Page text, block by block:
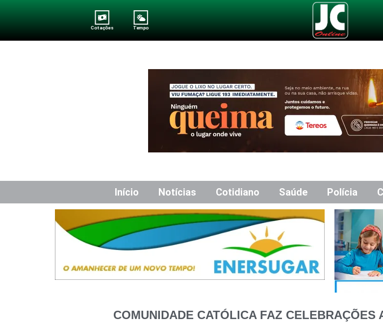
Cotações Tempo
Início Notícias Cotidiano Saúde Polícia
COMUNIDADE CATÓLICA FAZ CELEBRAÇÕES